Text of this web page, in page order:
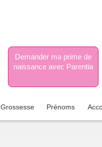
Demander ma prime de
naissance avec Parentia
Grossesse Prénoms